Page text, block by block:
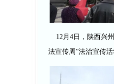
12月4日，陕西兴州
法宣传周”法治宣传